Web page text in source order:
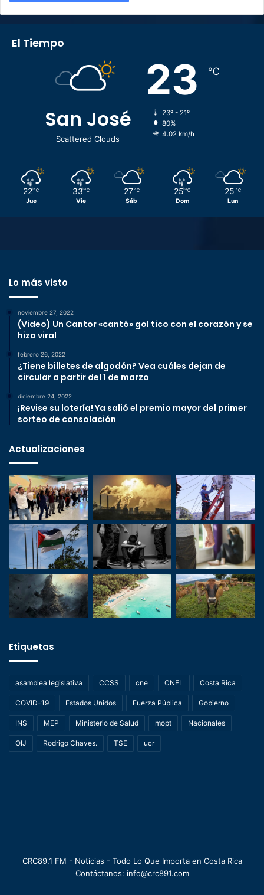
El Tiempo
San José
Scattered Clouds
23 ℃
23º - 21º
80%
4.02 km/h
22 ℃
Jue
33 ℃
Vie
27 ℃
Sáb
25 ℃
Dom
25 ℃
Lun
Lo más visto
noviembre 27, 2022
(Video) Un Cantor «cantó» gol tico con el corazón y se
hizo viral
febrero 26, 2022
¿Tiene billetes de algodón? Vea cuáles dejan de
circular a partir del 1 de marzo
diciembre 24, 2022
¡Revise su lotería! Ya salió el premio mayor del primer
sorteo de consolación
Actualizaciones
Etiquetas
asamblea legislativa CCSS cne CNFL Costa Rica
COVID-19 Estados Unidos Fuerza Pública Gobierno
INS MEP Ministerio de Salud mopt Nacionales
OIJ Rodrigo Chaves. TSE ucr
CRC89.1 FM - Noticias - Todo Lo Que Importa en Costa Rica
Contáctanos: info@crc891.com